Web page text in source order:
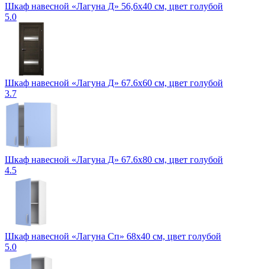
Шкаф навесной «Лагуна Д» 56,6х40 см, цвет голубой
5.0
Шкаф навесной «Лагуна Д» 67.6х60 см, цвет голубой
3.7
Шкаф навесной «Лагуна Д» 67.6х80 см, цвет голубой
4.5
Шкаф навесной «Лагуна Сп» 68х40 см, цвет голубой
5.0